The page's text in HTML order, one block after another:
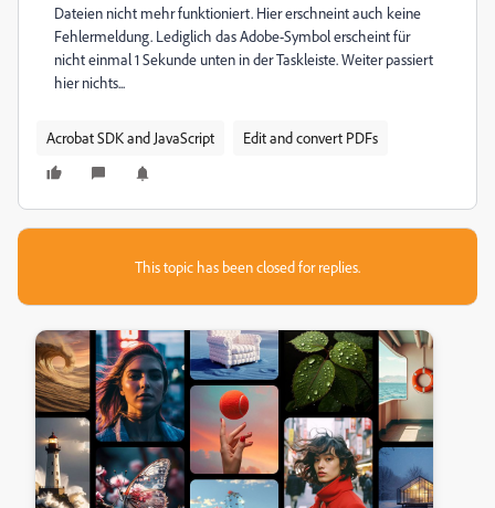
Dateien nicht mehr funktioniert. Hier erschneint auch keine
Fehlermeldung. Lediglich das Adobe-Symbol erscheint für
nicht einmal 1 Sekunde unten in der Taskleiste. Weiter passiert
hier nichts...
Acrobat SDK and JavaScript Edit and convert PDFs
This topic has been closed for replies.